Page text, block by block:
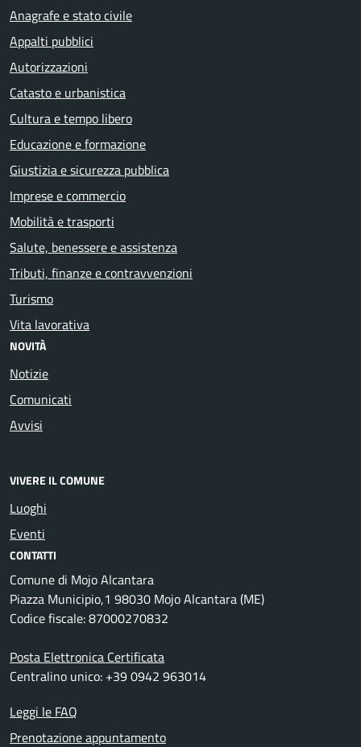
Anagrafe e stato civile
Appalti pubblici
Autorizzazioni
Catasto e urbanistica
Cultura e tempo libero
Educazione e formazione
Giustizia e sicurezza pubblica
Imprese e commercio
Mobilità e trasporti
Salute, benessere e assistenza
Tributi, finanze e contravvenzioni
Turismo
Vita lavorativa
NOVITÀ
Notizie
Comunicati
Avvisi
VIVERE IL COMUNE
Luoghi
Eventi
CONTATTI
Comune di Mojo Alcantara
Piazza Municipio,1 98030 Mojo Alcantara (ME)
Codice fiscale: 87000270832
Posta Elettronica Certificata
Centralino unico: +39 0942 963014
Leggi le FAQ
Prenotazione appuntamento